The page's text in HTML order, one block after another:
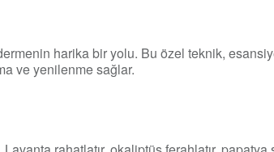
harika bir yolu. Bu özel teknik,
ve yenilenme sağlar.